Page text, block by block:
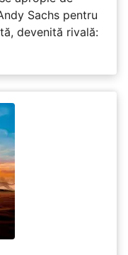
Sachs pentru
devenită rivală: